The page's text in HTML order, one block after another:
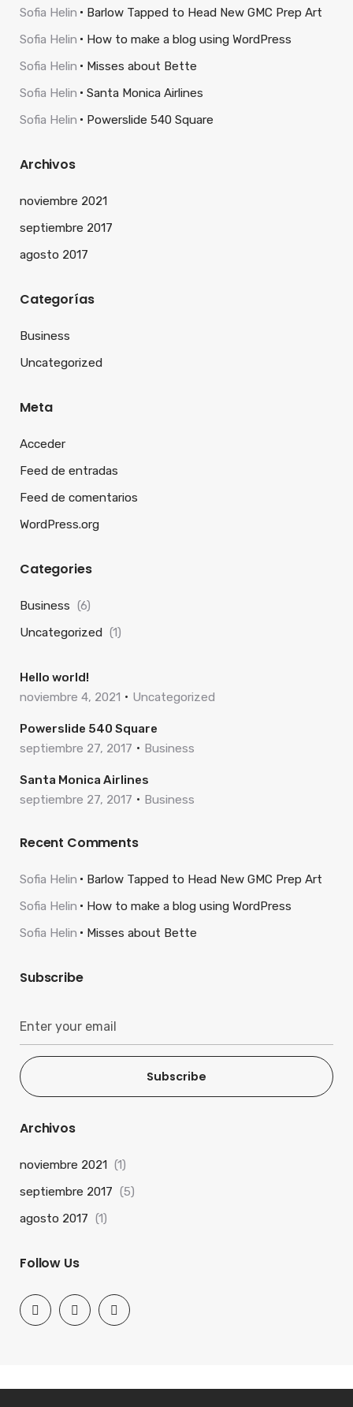
Sofia Helin
Barlow Tapped to Head New GMC Prep Art
Sofia Helin
How to make a blog using WordPress
Sofia Helin
Misses about Bette
Sofia Helin
Santa Monica Airlines
Sofia Helin
Powerslide 540 Square
Archivos
noviembre 2021
septiembre 2017
agosto 2017
Categorías
Business
Uncategorized
Meta
Acceder
Feed de entradas
Feed de comentarios
WordPress.org
Categories
Business (6)
Uncategorized (1)
Hello world!
noviembre 4, 2021
Uncategorized
Powerslide 540 Square
septiembre 27, 2017
Business
Santa Monica Airlines
septiembre 27, 2017
Business
Recent Comments
Sofia Helin
Barlow Tapped to Head New GMC Prep Art
Sofia Helin
How to make a blog using WordPress
Sofia Helin
Misses about Bette
Subscribe
Subscribe
Archivos
noviembre 2021 (1)
septiembre 2017 (5)
agosto 2017 (1)
Follow Us